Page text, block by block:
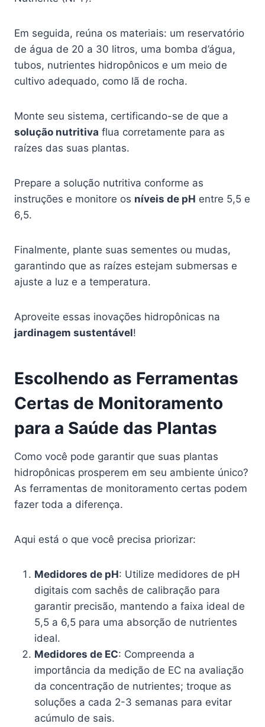
Em seguida, reúna os materiais: um reservatório
de água de 20 a 30 litros, uma bomba d’água,
tubos, nutrientes hidropônicos e um meio de
cultivo adequado, como lã de rocha.
Monte seu sistema, certificando-se de que a
solução nutritiva flua corretamente para as
raízes das suas plantas.
Prepare a solução nutritiva conforme as
instruções e monitore os níveis de pH entre 5,5 e
6,5.
Finalmente, plante suas sementes ou mudas,
garantindo que as raízes estejam submersas e
ajuste a luz e a temperatura.
Aproveite essas inovações hidropônicas na
jardinagem sustentável!
Escolhendo as Ferramentas
Certas de Monitoramento
para a Saúde das Plantas
Como você pode garantir que suas plantas
hidropônicas prosperem em seu ambiente único?
As ferramentas de monitoramento certas podem
fazer toda a diferença.
Aqui está o que você precisa priorizar:
Medidores de pH: Utilize medidores de pH
digitais com sachês de calibração para
garantir precisão, mantendo a faixa ideal de
5,5 a 6,5 para uma absorção de nutrientes
ideal.
Medidores de EC: Compreenda a
importância da medição de EC na avaliação
da concentração de nutrientes; troque as
soluções a cada 2-3 semanas para evitar
acúmulo de sais.